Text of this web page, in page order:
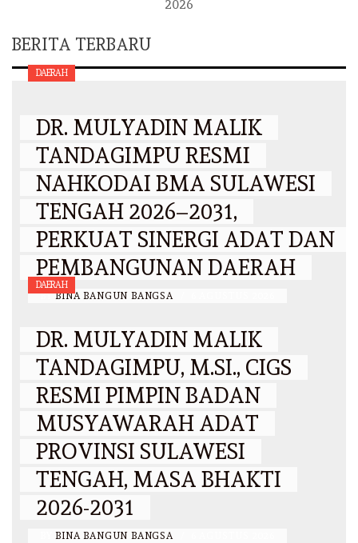
2026
BERITA TERBARU
DAERAH
DR. MULYADIN MALIK
TANDAGIMPU RESMI
NAHKODAI BMA SULAWESI
TENGAH 2026–2031,
PERKUAT SINERGI ADAT DAN
PEMBANGUNAN DAERAH
BY BINA BANGUN BANGSA
DAERAH
DR. MULYADIN MALIK
TANDAGIMPU, M.SI., CIGS
RESMI PIMPIN BADAN
MUSYAWARAH ADAT
PROVINSI SULAWESI
TENGAH, MASA BHAKTI
2026-2031
BINA BANGUN BANGSA